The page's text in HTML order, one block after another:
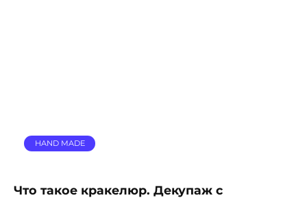
HAND MADE
Что такое кракелюр. Декупаж с